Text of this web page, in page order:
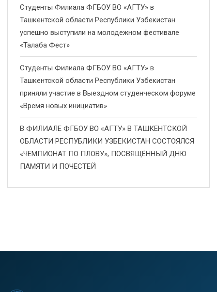
Студенты Филиала ФГБОУ ВО «АГТУ» в
Ташкентской области Республики Узбекистан
успешно выступили на молодежном фестивале
«Талаба Фест»
Студенты Филиала ФГБОУ ВО «АГТУ» в
Ташкентской области Республики Узбекистан
приняли участие в Выездном студенческом форуме
«Время новых инициатив»
В ФИЛИАЛЕ ФГБОУ ВО «АГТУ» В ТАШКЕНТСКОЙ
ОБЛАСТИ РЕСПУБЛИКИ УЗБЕКИСТАН СОСТОЯЛСЯ
«ЧЕМПИОНАТ ПО ПЛОВУ», ПОСВЯЩЁННЫЙ ДНЮ
ПАМЯТИ И ПОЧЕСТЕЙ